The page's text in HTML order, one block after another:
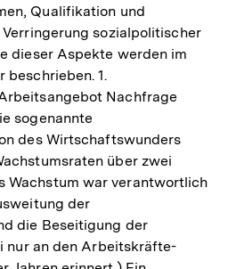
Qualifikation und
sozialpolitischer
dieser Aspekte werden im
1.
Nachfrage
sogenannte
des Wirtschaftswunders
über zwei
Wachstum war verantwortlich
der
die Beseitigung der
nur an den Arbeitskräfte-